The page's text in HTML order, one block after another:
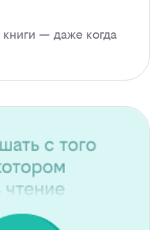
— даже когда